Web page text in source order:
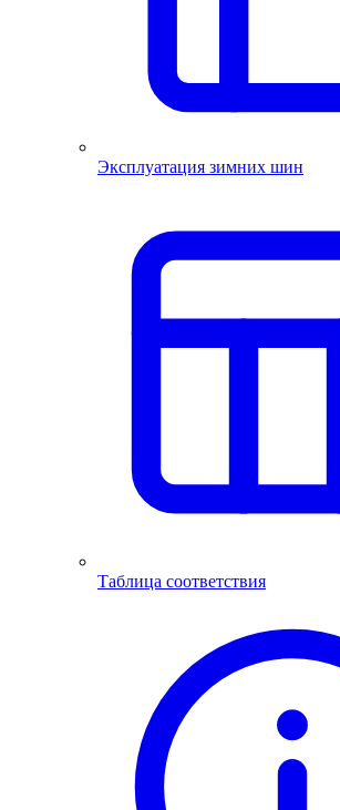
Эксплуатация зимних шин
Таблица соответствия